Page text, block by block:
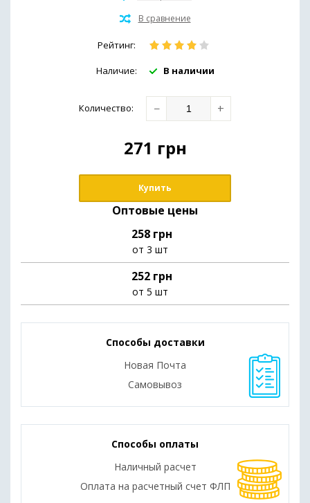
Рейтинг:
Наличие: В наличии
Количество: − +
271 грн
Купить
Оптовые цены
258 грн
от 3 шт
252 грн
от 5 шт
Способы доставки
Новая Почта
Самовывоз
Способы оплаты
Наличный расчет
Оплата на расчетный счет ФЛП
Иммунная система и общее здоровье
Препараты для печени
Обезболивающие средства
Для похудения